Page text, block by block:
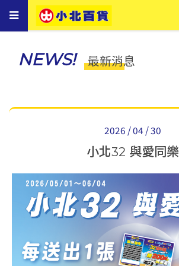
Toggle
navigation
NEWS! 最新消息
2026 / 04 / 30
小北32 與愛同樂